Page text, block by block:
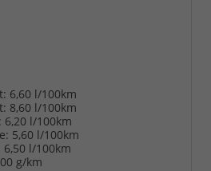
6,60 l/100km
8,60 l/100km
6,20 l/100km
5,60 l/100km
6,50 l/100km
g/km